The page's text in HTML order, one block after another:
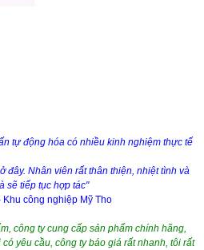
tự động hóa có nhiều kinh nghiệm thực tế
đây. Nhân viên rất thân thiện, nhiệt tình và
sẽ tiếp tục hợp tác"
Khu công nghiệp Mỹ Tho
công ty cung cấp sản phẩm chính hãng,
yêu cầu, công ty báo giá rất nhanh, tôi rất